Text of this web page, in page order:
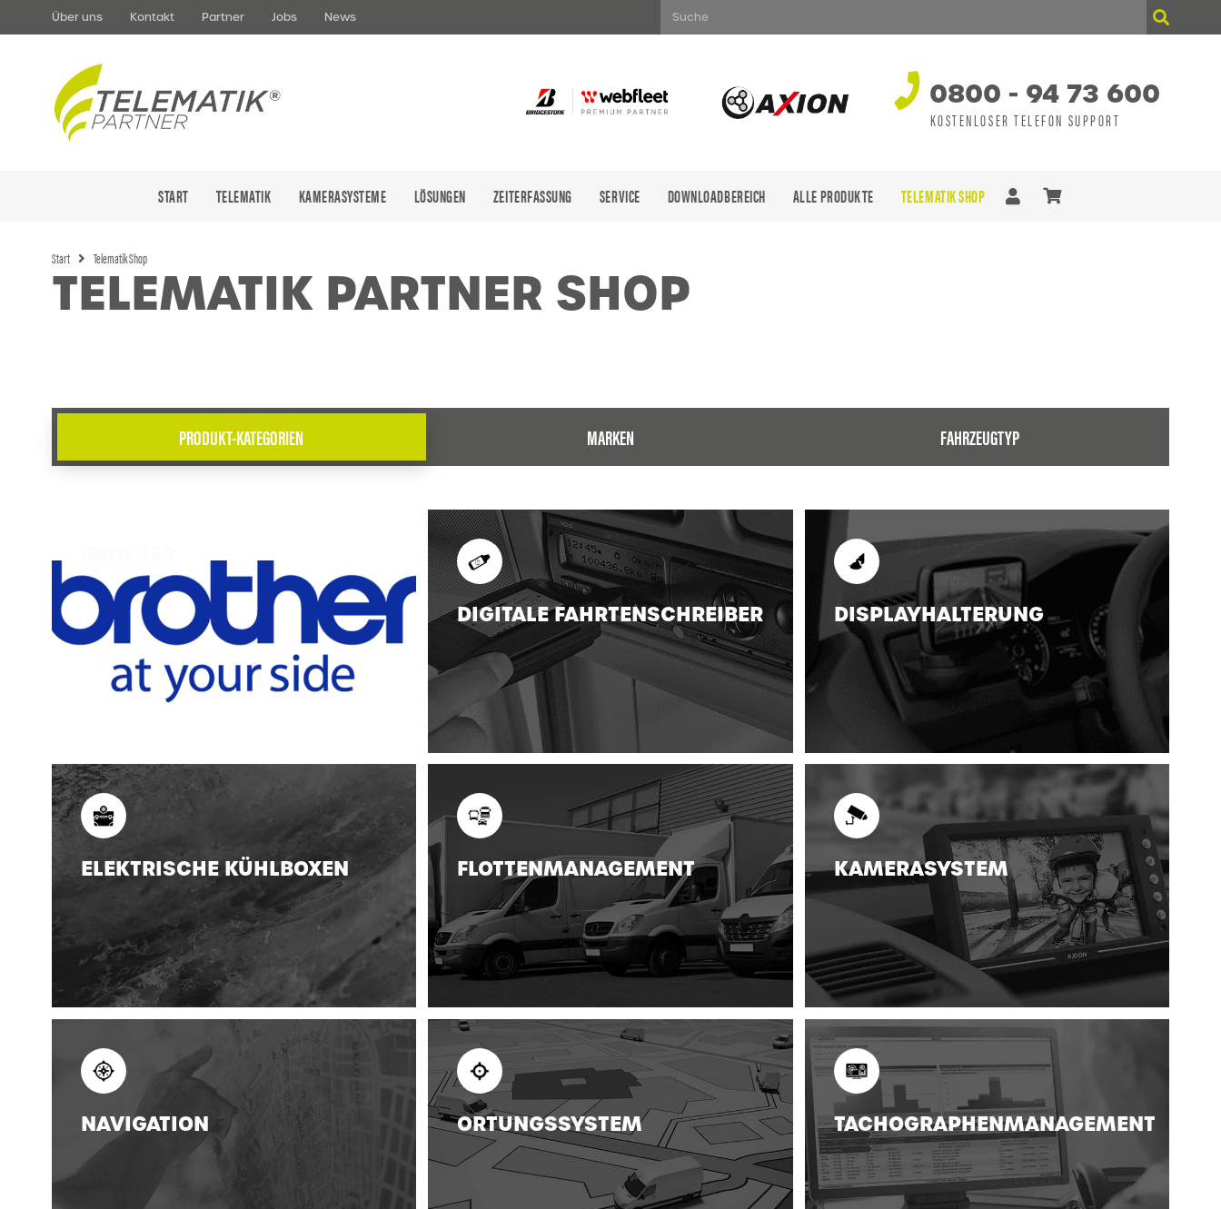
Über uns Kontakt Partner Jobs News Suche
0800 - 94 73 600
KOSTENLOSER TELEFON SUPPORT
START TELEMATIK KAMERASYSTEME LÖSUNGEN ZEITERFASSUNG SERVICE DOWNLOADBEREICH ALLE PRODUKTE TELEMATIK SHOP
Start Telematik Shop
TELEMATIK PARTNER SHOP
PRODUKT-KATEGORIEN MARKEN FAHRZEUGTYP
DIGITALE FAHRTENSCHREIBER DISPLAYHALTERUNG
ELEKTRISCHE KÜHLBOXEN FLOTTENMANAGEMENT KAMERASYSTEM
NAVIGATION ORTUNGSSYSTEM TACHOGRAPHENMANAGEMENT